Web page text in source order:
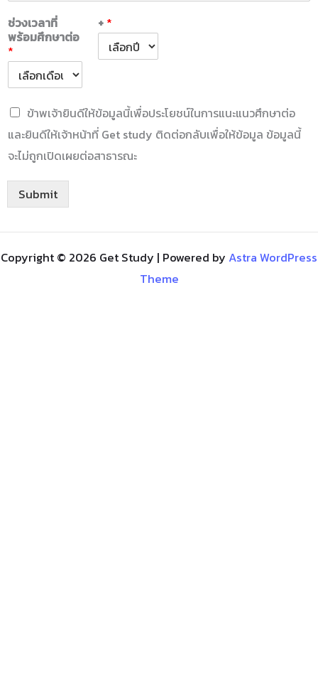
ช่วงเวลาที่
พร้อมศึกษาต่อ
*
+ *
C
h
e
c
k
b
x
s
*
ข้าพเจ้ายินดีให้ข้อมูลนี้เพื่อประโยชน์ในการแนะแนวศึกษาต่อ
และยินดีให้เจ้าหน้าที่ Get study ติดต่อกลับเพื่อให้ข้อมูล ข้อมูลนี้
จะไม่ถูกเปิดเผยต่อสาธารณะ
Submit
Copyright © 2026 Get Study | Powered by Astra WordPress
Theme